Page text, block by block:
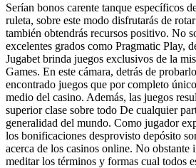
Serían bonos carente tanque específicos
ruleta, sobre este modo disfrutarás de
también obtendrás recursos positivo. No
excelentes grados como Pragmatic Play,
Jugabet brinda juegos exclusivos de la
Games. En este cámara, detrás de
encontrado juegos que por completo
medio del casino. Además, las juegos
superior clase sobre todo De cualquier
generalidad del mundo. Como jugador
los bonificaciones desprovisto depósito
acerca de los casinos online. No obstante
meditar los términos y formas cual todos